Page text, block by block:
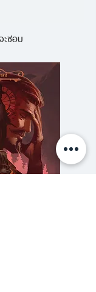
ไม้หลังน้อยเป็น
าคนเดียว ซ่อน
หมู่ไม้ คาเฟ่
ชื่อว่า “คิสสะโด
นดาลใจมาจาก
ไหวเชื่องช้า บินไม่
แล้ว
ซโรริ” ชายหนุ่ม
ชอบ